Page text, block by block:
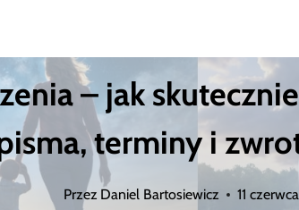
– jak
terminy i
Przez Daniel Bartosiewicz 11